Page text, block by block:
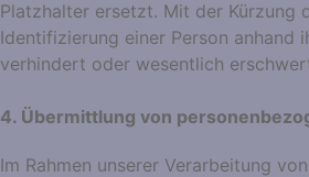
Platzhalter ersetzt. Mit der Kürzung
Identifizierung einer Person anhand
verhindert oder wesentlich
4. Übermittlung von
Im Rahmen unserer Verarbeitung